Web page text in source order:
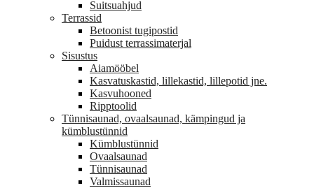
Suitsuahjud
Terrassid
Betoonist tugipostid
Puidust terrassimaterjal
Sisustus
Aiamööbel
Kasvatuskastid, lillekastid, lillepotid jne.
Kasvuhooned
Ripptoolid
Tünnisaunad, ovaalsaunad, kämpingud ja
kümblustünnid
Kümblustünnid
Ovaalsaunad
Tünnisaunad
Valmissaunad